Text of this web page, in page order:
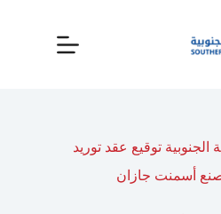
توقيع عقد توريد
أسمنت جازان